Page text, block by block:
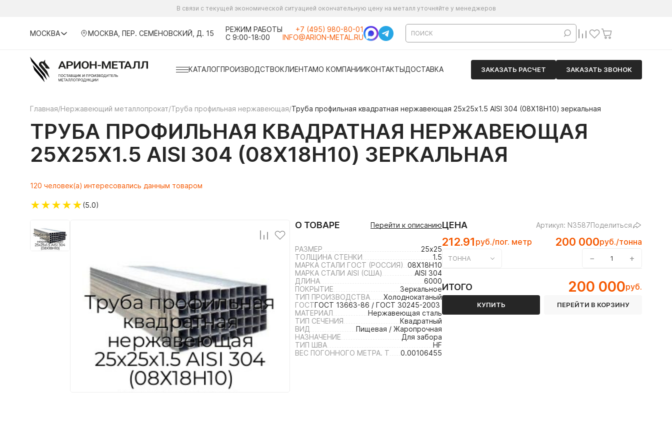
В связи с текущей экономической ситуацией окончательную цену на металл уточняйте у менеджеров
МОСКВА МОСКВА, ПЕР. СЕМЁНОВСКИЙ, Д. 15
РЕЖИМ РАБОТЫ
С 9:00-18:00
+7 (495) 980-80-01
INFO@ARION-METAL.RU
КАТАЛОГПРОИЗВОДСТВОКЛИЕНТАМО КОМПАНИИКОНТАКТЫДОСТАВКА ЗАКАЗАТЬ РАСЧЕТ ЗАКАЗАТЬ ЗВОНОК
Главная/Нержавеющий металлопрокат/Труба профильная нержавеющая/Труба профильная квадратная нержавеющая 25х25х1.5 AISI 304 (08Х18Н10) зеркальная
ТРУБА ПРОФИЛЬНАЯ КВАДРАТНАЯ НЕРЖАВЕЮЩАЯ
25Х25Х1.5 AISI 304 (08Х18Н10) ЗЕРКАЛЬНАЯ
120 человек(а) интересовались данным товаром
★★★★★(5.0)
О ТОВАРЕ Перейти к описанию
РАЗМЕР
25х25
ТОЛЩИНА СТЕНКИ
1.5
МАРКА СТАЛИ ГОСТ (РОССИЯ) 08Х18Н10
МАРКА СТАЛИ AISI (США)
AISI 304
ДЛИНА
6000
ПОКРЫТИЕ
Зеркальное
ТИП ПРОИЗВОДСТВА
Холоднокатаный
ГОСТГОСТ 13663-86 / ГОСТ 30245-2003 / ГОСТ 8645-68
МАТЕРИАЛ
Нержавеющая сталь
ТИП СЕЧЕНИЯ
Квадратный
ВИД
Пищевая / Жаропрочная
НАЗНАЧЕНИЕ
Для забора
ТИП ШВА
HF
ВЕС ПОГОННОГО МЕТРА. Т
0.00106455
ЦЕНА Артикул: N3587Поделиться
212.91 руб./пог. метр 200 000руб./тонна
ТОННА − +
ИТОГО 200 000руб.
КУПИТЬ ПЕРЕЙТИ В КОРЗИНУ